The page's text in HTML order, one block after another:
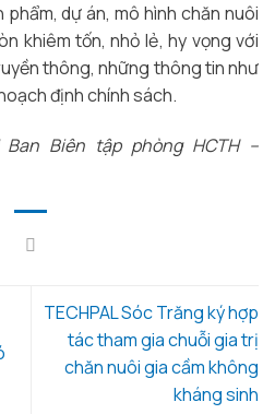
dự án, mô hình chăn nuôi
khiêm tốn, nhỏ lẻ, hy vọng với
thông, những thông tin như
định chính sách.
Biên tập phòng HCTH –
TECHPAL Sóc Trăng ký hợp
tác tham gia chuỗi gia trị
chăn nuôi gia cầm không
kháng sinh